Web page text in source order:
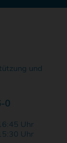
und
0
Uhr
Uhr